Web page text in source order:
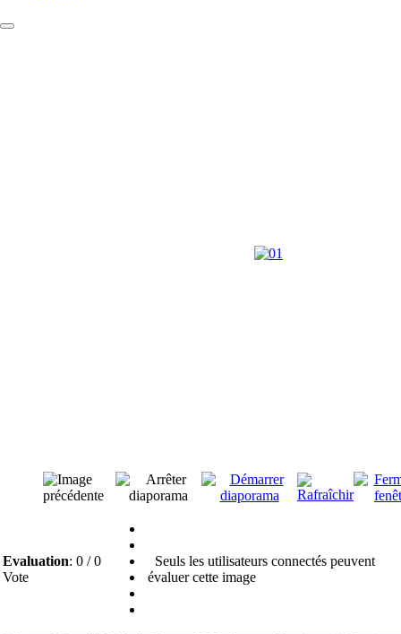
Evaluation: 0 / 0
Vote
Seuls les utilisateurs connectés peuvent
évaluer cette image